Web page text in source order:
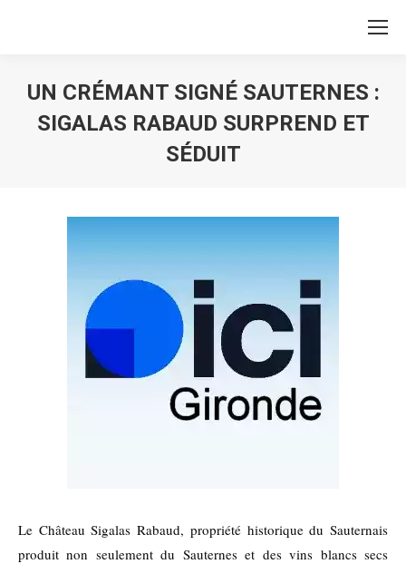
UN CRÉMANT SIGNÉ SAUTERNES :
SIGALAS RABAUD SURPREND ET
SÉDUIT
Le Château Sigalas Rabaud, propriété historique du Sauternais
produit non seulement du Sauternes et des vins blancs secs